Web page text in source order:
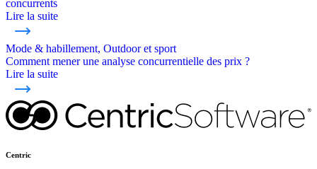
concurrents
Lire la suite
Mode & habillement, Outdoor et sport
Comment mener une analyse concurrentielle des prix ?
Lire la suite
Centric